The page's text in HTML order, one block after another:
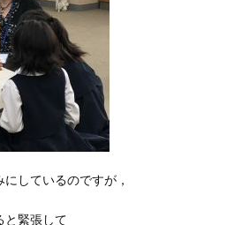
しているのですが，
と緊張して